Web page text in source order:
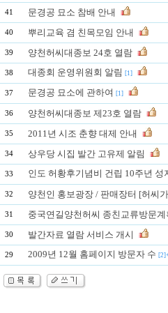
41 문경공 묘소 참배 안내
40 뿌리교육 겸 친목모임 안내
39 양천허씨대종보 24호 열람
38 대종회 운영위원회 알림 [1]
37 문경공 묘소에 관하여 [1]
36 양천허씨대종보 제23호 열람
35 2011년 시조 춘향 대제 안내
34 상우당 시집 발간 고유제 알림
33 인도 허황후기념비 건립 10주년 성
32 양천인 홍보광장 / 판매장터 [허씨
31 중국연길양천허씨 종친교류방문계
30 발간자료 열람 서비스 개시
29 2009년 12월 홈페이지 방문자 수